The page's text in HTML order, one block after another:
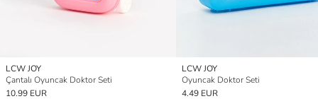
LCW JOY
Çantalı Oyuncak Doktor Seti
10.99 EUR
LCW JOY
Oyuncak Doktor Seti
4.49 EUR